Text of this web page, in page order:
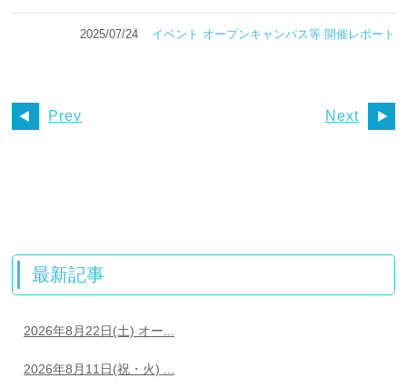
2025/07/24 イベント オープンキャンパス等 開催レポート
Prev Next
最新記事
2026年8月22日(土) オー...
2026年8月11日(祝・火) ...